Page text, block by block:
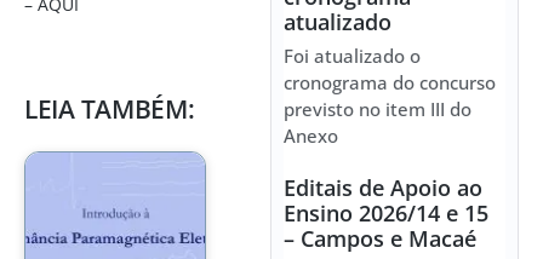
LEIA TAMBÉM:
atualizado
Foi atualizado o
cronograma do concurso
previsto no item III do
Anexo
Editais de Apoio ao
Ensino 2026/14 e 15
– Campos e Macaé